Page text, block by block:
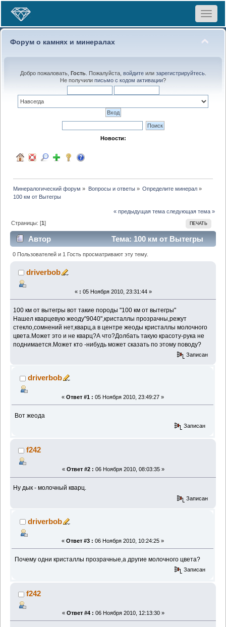
Toggle
Форум о камнях и минералах
Добро пожаловать, Гость. Пожалуйста, войдитеили зарегистрируйтесь.
Не получили письмо с кодом активации?
Новости:
Минералогический форум » Вопросы и ответы» Определите минерал»
100 км от Вытегры
« предыдущая тема следующая тема »
ПЕЧАТЬ
Страницы: [1]
Автор
Тема: 100 км от Вытегры
(Прочитано 2840 раз)
0 Пользователей и 1 Гость просматривают эту тему.
driverbob
« : 05 Ноября 2010, 23:31:44 »
100 км от вытегры вот такие породы "100 км от вытегры"
Нашел кварцевую жеоду"9040",кристаллы прозрачны,режут
стекло,сомнений нет,кварц,а в центре жеоды кристаллы молочного
цвета.Может это и не кварц?А что?Долбать такую красоту-рука не
поднимается.Может кто -нибудь может сказать по этому поводу?
Записан
driverbob
« Ответ #1 : 05 Ноября 2010, 23:49:27 »
Вот жеода
Записан
f242
« Ответ #2 : 06 Ноября 2010, 08:03:35 »
Ну дык - молочный кварц.
Записан
driverbob
« Ответ #3 : 06 Ноября 2010, 10:24:25 »
Почему одни кристаллы прозрачные,а другие молочного цвета?
Записан
f242
« Ответ #4 : 06 Ноября 2010, 12:13:30 »